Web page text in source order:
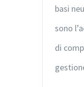
basi
sono
di